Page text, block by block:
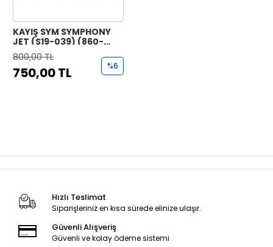
KAYIŞ SYM SYMPHONY
JET (S19-039) (860-
19.5-28-9) BANDO
800,00 TL
750,00 TL %6
Hızlı Teslimat
Siparişleriniz en kısa sürede elinize ulaşır.
Güvenli Alışveriş
Güvenli ve kolay ödeme sistemi